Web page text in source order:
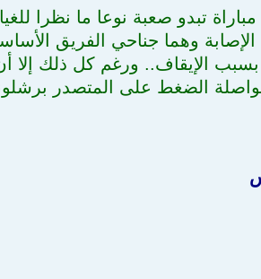
تبدو صعبة نوعا ما نظرا
وهما جناحي الفريق
بسبب الإيقاف.. ورغم كل ذلك إلا
مواصلة الضغط على المتصدر